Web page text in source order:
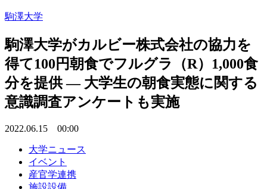
駒澤大学
駒澤大学がカルビー株式会社の協力を
得て100円朝食でフルグラ（R）1,000食
分を提供 — 大学生の朝食実態に関する
意識調査アンケートも実施
2022.06.15 00:00
大学ニュース
イベント
産官学連携
施設設備